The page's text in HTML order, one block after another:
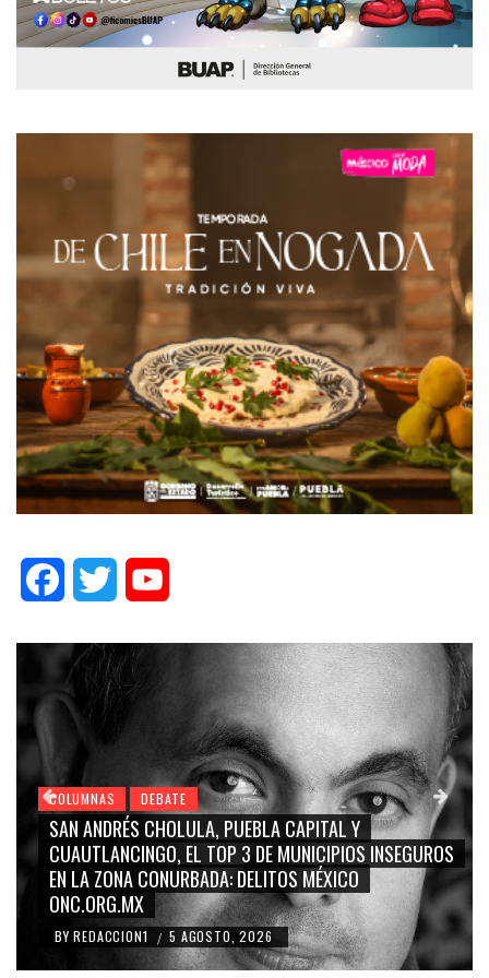
FacebookTwitter
COLUMNAS DEBATE
GRACE PALOMARES, NAY SALVATORI, SERGIO MAYER,
CARMEN SALINAS “LA CORCHOLATA”, CUAUHTÉMOC
BLANCO, SILVIA PINAL: LA TRIVIALIZACIÓN Y
RIDICULIZACIÓN DE LA REPRESENTACIÓN CIUDADANA
BY REDACCION1 / 4 AGOSTO, 2026